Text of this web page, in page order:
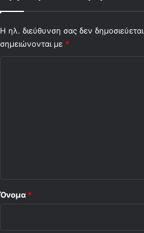
Η ηλ. διεύθυνση σας δεν
σημειώνονται με *
Όνομα *